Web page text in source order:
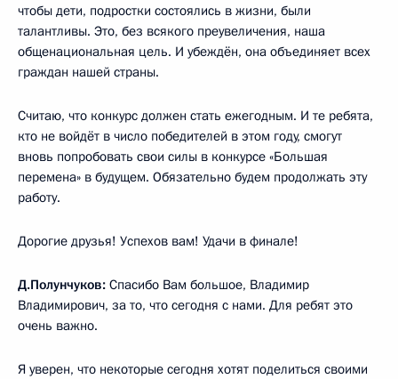
чтобы дети, подростки состоялись в жизни, были
талантливы. Это, без всякого преувеличения, наша
общенациональная цель. И убеждён, она объединяет всех
граждан нашей страны.
Считаю, что конкурс должен стать ежегодным. И те ребята,
кто не войдёт в число победителей в этом году, смогут
вновь попробовать свои силы в конкурсе «Большая
перемена» в будущем. Обязательно будем продолжать эту
работу.
Дорогие друзья! Успехов вам! Удачи в финале!
Д.Полунчуков: Спасибо Вам большое, Владимир
Владимирович, за то, что сегодня с нами. Для ребят это
очень важно.
Я уверен, что некоторые сегодня хотят поделиться своими